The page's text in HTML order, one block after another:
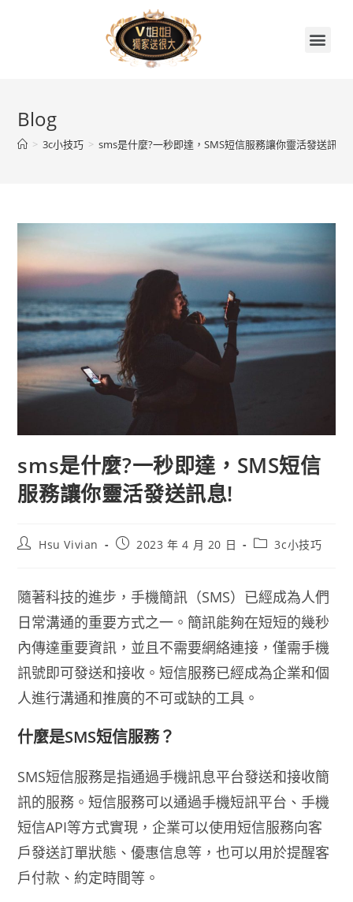
Blog
> 3c小技巧 > sms是什麼?一秒即達，SMS短信服務讓你靈活發送訊息!
sms是什麼?一秒即達，SMS短信
服務讓你靈活發送訊息!
Hsu Vivian 2023 年 4 月 20 日 3c小技巧
隨著科技的進步，手機簡訊（SMS）已經成為人們
日常溝通的重要方式之一。簡訊能夠在短短的幾秒
內傳達重要資訊，並且不需要網絡連接，僅需手機
訊號即可發送和接收。短信服務已經成為企業和個
人進行溝通和推廣的不可或缺的工具。
什麼是SMS短信服務？
SMS短信服務是指通過手機訊息平台發送和接收簡
訊的服務。短信服務可以通過手機短訊平台、手機
短信API等方式實現，企業可以使用短信服務向客
戶發送訂單狀態、優惠信息等，也可以用於提醒客
戶付款、約定時間等。